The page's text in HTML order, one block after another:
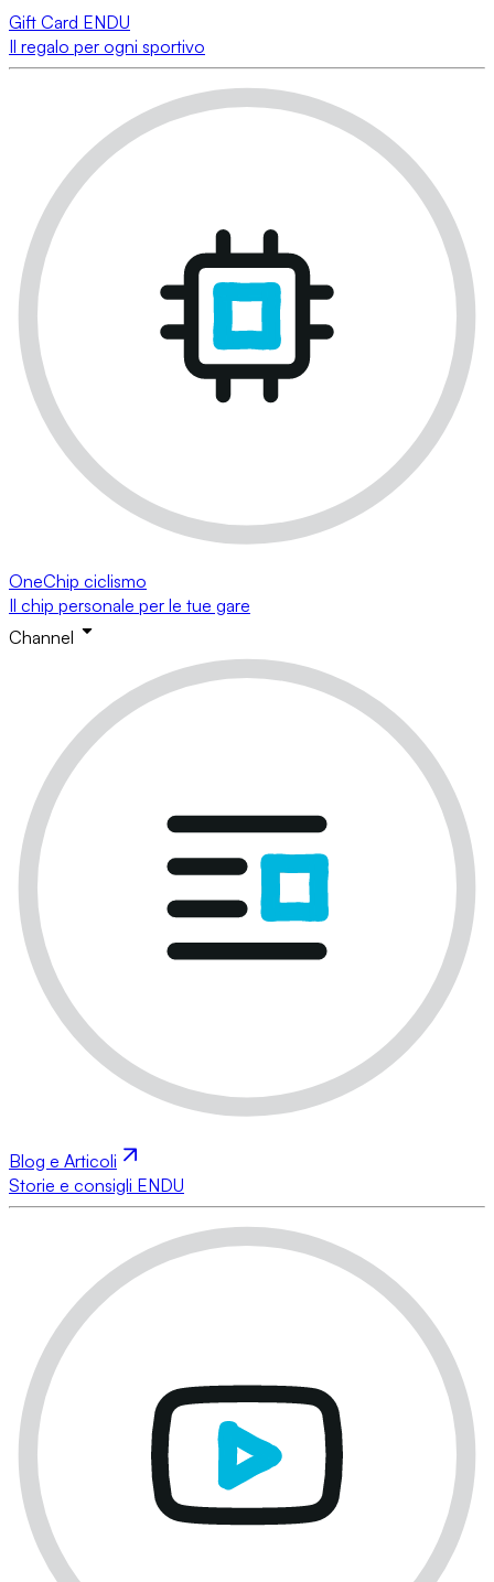
Gift Card ENDU
Il regalo per ogni sportivo
OneChip ciclismo
Il chip personale per le tue gare
Channel
Blog e Articoli
Storie e consigli ENDU